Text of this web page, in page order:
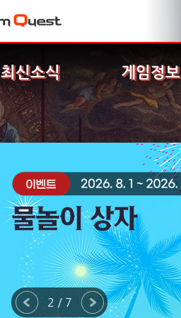
최신소식 게임정보
2 / 7